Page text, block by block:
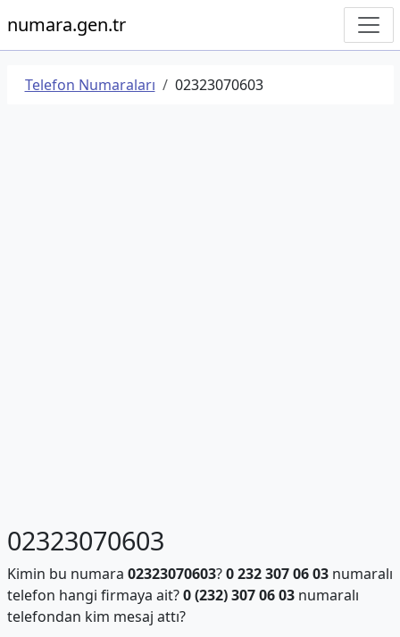
numara.gen.tr
Telefon Numaraları 02323070603
02323070603
Kimin bu numara 02323070603?0 232 307 06 03numaralı
telefon hangi firmaya ait?0 (232) 307 06 03numaralı
telefondan kim mesaj attı?